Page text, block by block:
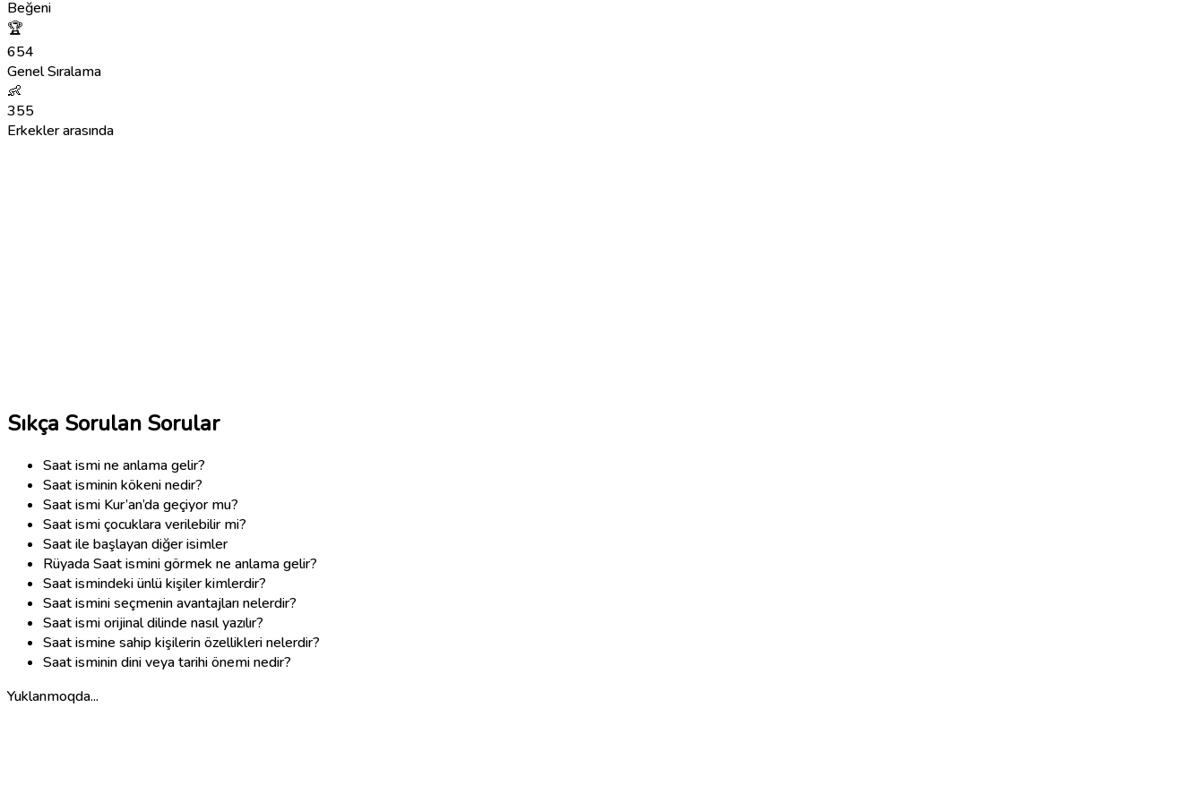
Beğeni
🏆
654
Genel Sıralama
👶
355
Erkekler arasında
Sıkça Sorulan Sorular
Saat ismi ne anlama gelir?
Saat isminin kökeni nedir?
Saat ismi Kur’an’da geçiyor mu?
Saat ismi çocuklara verilebilir mi?
Saat ile başlayan diğer isimler
Rüyada Saat ismini görmek ne anlama gelir?
Saat ismindeki ünlü kişiler kimlerdir?
Saat ismini seçmenin avantajları nelerdir?
Saat ismi orijinal dilinde nasıl yazılır?
Saat ismine sahip kişilerin özellikleri nelerdir?
Saat isminin dini veya tarihi önemi nedir?
Yuklanmoqda...